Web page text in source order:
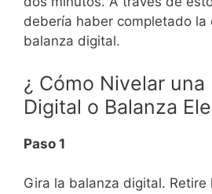
debería haber completado la
balanza digital.
¿ Cómo Nivelar una
Digital o Balanza
Paso 1
Gira la balanza digital. Retire